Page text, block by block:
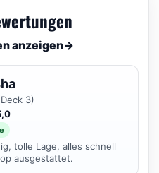
anzeigen→
3)
tolle Lage, alles schnell
ausgestattet.